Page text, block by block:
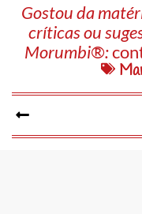
Gostou da
críticas ou
Morumbi®: